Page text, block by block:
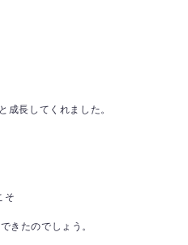
成長してくれました。
そ
きたのでしょう。